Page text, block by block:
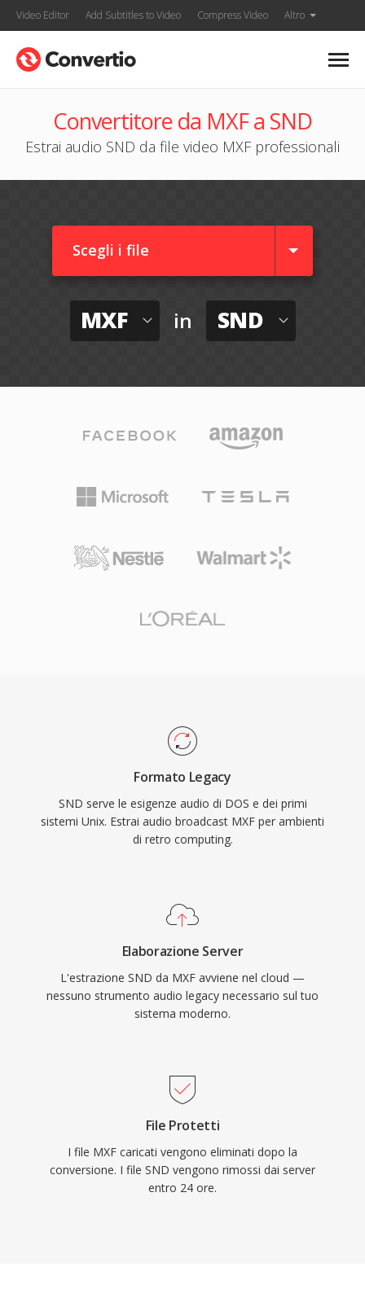
Video Editor Add Subtitles to Video Compress Video Altro
Convertitore da MXF a SND
Estrai audio SND da file video MXF professionali
Scegli i file
MXF in SND
Formato Legacy
SND serve le esigenze audio di DOS e dei primi
sistemi Unix. Estrai audio broadcast MXF per ambienti
di retro computing.
Elaborazione Server
L'estrazione SND da MXF avviene nel cloud —
nessuno strumento audio legacy necessario sul tuo
sistema moderno.
File Protetti
I file MXF caricati vengono eliminati dopo la
conversione. I file SND vengono rimossi dai server
entro 24 ore.